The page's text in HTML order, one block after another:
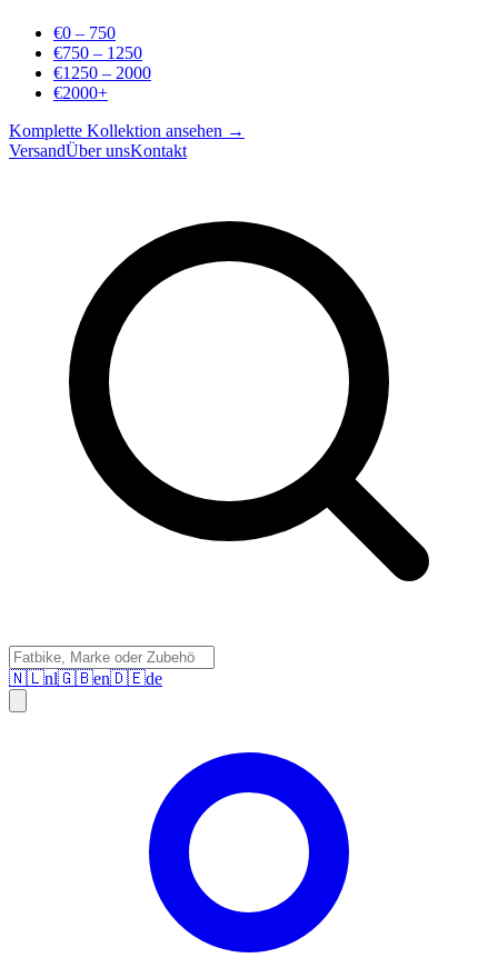
€0 – 750
€750 – 1250
€1250 – 2000
€2000+
Komplette Kollektion ansehen →
VersandÜber unsKontakt
🇳🇱nl🇬🇧en🇩🇪de